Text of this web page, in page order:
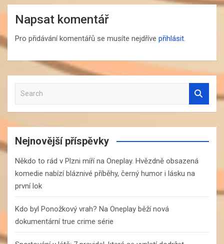
Napsat komentář
Pro přidávání komentářů se musíte nejdříve přihlásit.
a
r
c
Nejnovější příspěvky
Někdo to rád v Plzni míří na Oneplay. Hvězdně obsazená
komedie nabízí bláznivé příběhy, černý humor i lásku na
první lok
Kdo byl Ponožkový vrah? Na Oneplay běží nová
dokumentární true crime série